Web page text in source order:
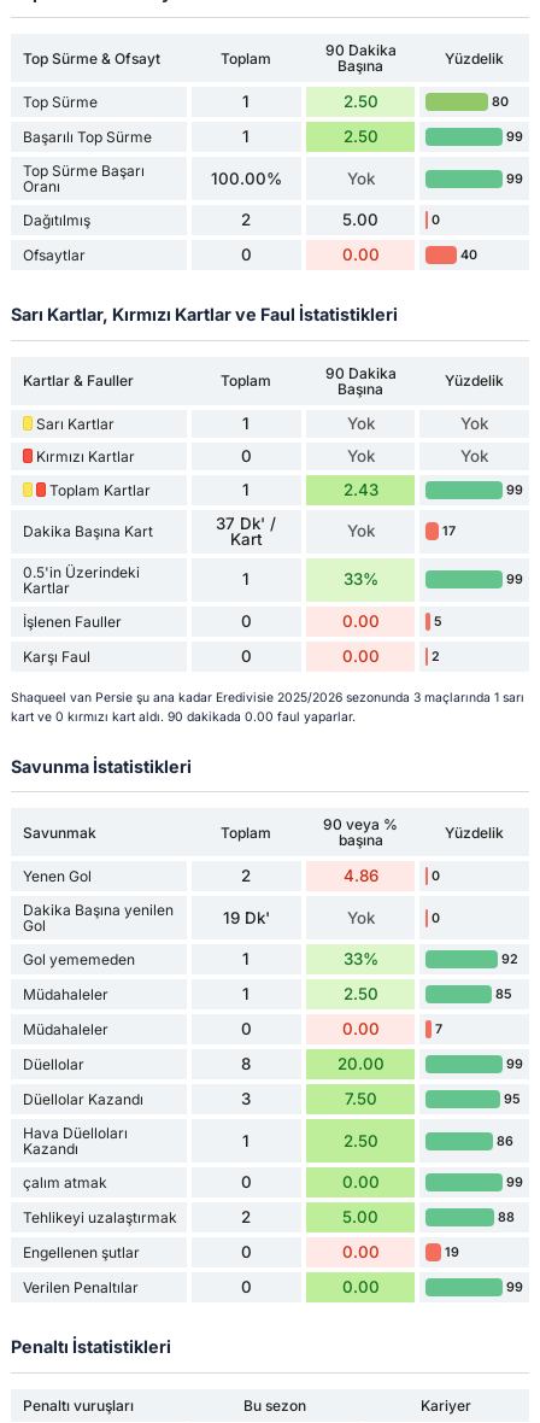
Top Sürme & Ofsayt Toplam
90 Dakika
Başına
Yüzdelik
Top Sürme 1 2.50 80
Başarılı Top Sürme 1 2.50 99
Top Sürme Başarı
Oranı
100.00% Yok 99
Dağıtılmış 2 5.00 0
Ofsaytlar 0 0.00 40
Sarı Kartlar, Kırmızı Kartlar ve Faul İstatistikleri
Kartlar & Fauller Toplam
90 Dakika
Başına
Yüzdelik
Sarı Kartlar 1 Yok Yok
Kırmızı Kartlar 0 Yok Yok
Toplam Kartlar 1 2.43 99
Dakika Başına Kart
37 Dk' /
Kart
Yok 17
0.5'in Üzerindeki
Kartlar
1 33% 99
İşlenen Fauller 0 0.00 5
Karşı Faul 0 0.00 2
Shaqueel van Persie şu ana kadar Eredivisie 2025/2026 sezonunda 3 maçlarında 1 sarı
kart ve 0 kırmızı kart aldı. 90 dakikada 0.00 faul yaparlar.
Savunma İstatistikleri
Savunmak Toplam
90 veya %
başına
Yüzdelik
Yenen Gol 2 4.86 0
Dakika Başına yenilen
Gol
19 Dk' Yok 0
Gol yememeden 1 33% 92
Müdahaleler 1 2.50 85
Müdahaleler 0 0.00 7
Düellolar 8 20.00 99
Düellolar Kazandı 3 7.50 95
Hava Düelloları
Kazandı
1 2.50 86
çalım atmak 0 0.00 99
Tehlikeyi uzalaştırmak 2 5.00 88
Engellenen şutlar 0 0.00 19
Verilen Penaltılar 0 0.00 99
Penaltı İstatistikleri
Penaltı vuruşları Bu sezon
Kariyer